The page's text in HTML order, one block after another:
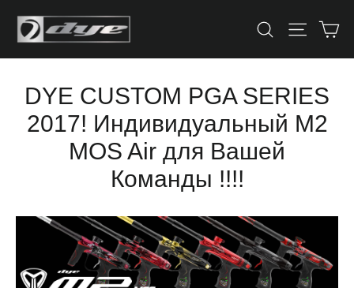
Искать
DYE CUSTOM PGA SERIES
2017! Индивидуальный М2
MOS Air для Вашей
Команды !!!!